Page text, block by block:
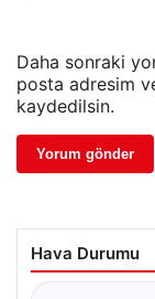
Daha sonraki
posta adresim
kaydedilsin.
Hava Durumu